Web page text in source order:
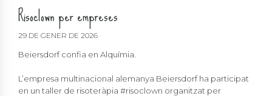
Risoclown per empreses
29 DE GENER DE 2026
Beiersdorf confia en Alquímia.
L’empresa multinacional alemanya Beiersdorf ha participat
en un taller de risoteràpia #risoclown organitzat per